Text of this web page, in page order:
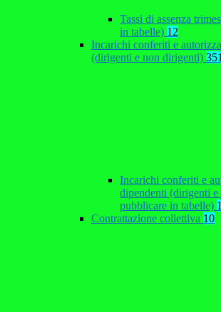
Tassi di assenza
in tabelle) 12
Incarichi conferiti e
(dirigenti e non dirigenti) 351
Incarichi conferiti e
dipendenti (dirigenti
pubblicare in tabelle)
Contrattazione collettiva 10